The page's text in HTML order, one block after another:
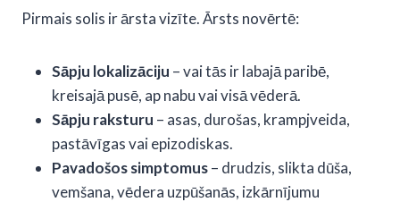
Pirmais solis ir ārsta vizīte. Ārsts novērtē:
Sāpju lokalizāciju – vai tās ir labajā paribē,
kreisajā pusē, ap nabu vai visā vēderā.
Sāpju raksturu – asas, durošas, krampjveida,
pastāvīgas vai epizodiskas.
Pavadošos simptomus– drudzis, slikta dūša,
vemšana, vēdera uzpūšanās, izkārnījumu